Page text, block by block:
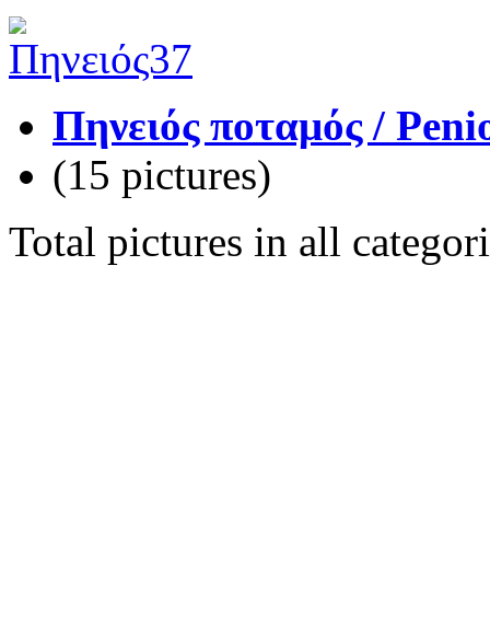
Πηνειός ποταμός /
(15 pictures)
Total pictures in all